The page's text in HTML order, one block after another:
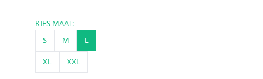
KIES MAAT:
S
M L
XL XXL